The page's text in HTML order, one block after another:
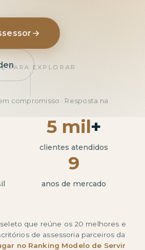
compromisso · Resposta na
PARA EXPLORAR
5 mil+
clientes atendidos
9
anos de mercado
que reúne os 20 melhores e
de assessoria parceiros da
no Ranking Modelo de Servir